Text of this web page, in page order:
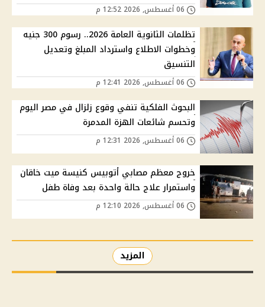
تظلمات الثانوية العامة 2026.. رسوم 300 جنيه
وخطوات الاطلاع واسترداد المبلغ وتعديل
التنسيق
البحوث الفلكية تنفي وقوع زلزال في مصر اليوم
وتحسم شائعات الهزة المدمرة
خروج معظم مصابي أتوبيس كنيسة ميت خاقان
واستمرار علاج حالة واحدة بعد وفاة طفل
المزيد